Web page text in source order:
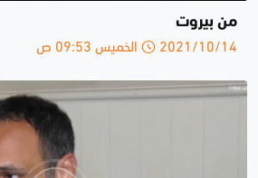
من بيروت
2021/10/14 الخميس 09:53 ص